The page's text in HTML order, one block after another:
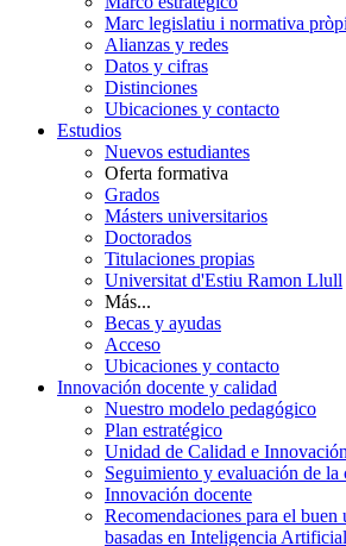
Marc legislatiu i normativa
Alianzas y redes
Datos y cifras
Distinciones
Ubicaciones y contacto
Estudios
Nuevos estudiantes
Oferta formativa
Grados
Másters universitarios
Doctorados
Titulaciones propias
Universitat d'Estiu Ramon Llull
Más...
Becas y ayudas
Acceso
Ubicaciones y contacto
Innovación docente y calidad
Nuestro modelo pedagógico
Plan estratégico
Unidad de Calidad e
Seguimiento y evaluación de la
Innovación docente
Recomendaciones para el buen
basadas en Inteligencia Artificial